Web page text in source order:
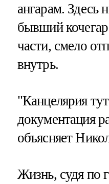
ангарам. Здесь
бывший
части, смело
внутрь.
"Канцелярия
документация
объясняет
Жизнь, судя по